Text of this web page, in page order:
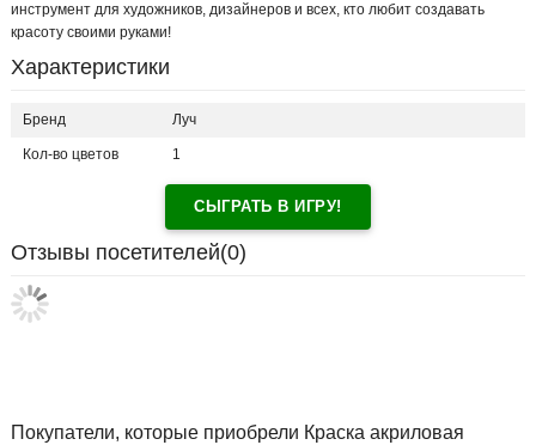
инструмент для художников, дизайнеров и всех, кто любит создавать
красоту своими руками!
Характеристики
Бренд Луч
Кол-во цветов 1
СЫГРАТЬ В ИГРУ!
Отзывы посетителей(0)
Покупатели, которые приобрели Краска акриловая